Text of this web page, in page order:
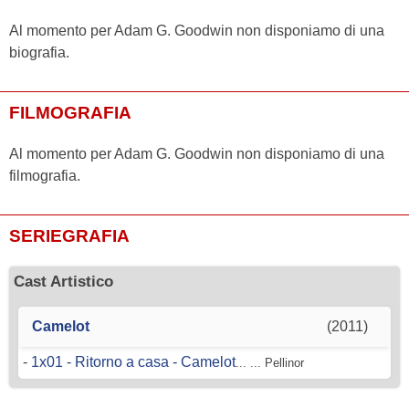
Al momento per Adam G. Goodwin non disponiamo di una
biografia.
FILMOGRAFIA
Al momento per Adam G. Goodwin non disponiamo di una
filmografia.
SERIEGRAFIA
Cast Artistico
Camelot (2011)
- 1x01 - Ritorno a casa - Camelot... ... Pellinor